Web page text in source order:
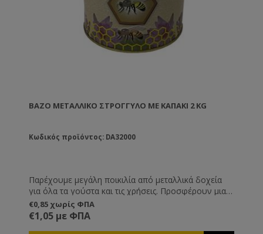
ΒΆΖΟ ΜΕΤΑΛΛΙΚΌ ΣΤΡΟΓΓΥΛΌ ΜΕ ΚΑΠΆΚΙ 2 KG
Κωδικός προϊόντος: DA32000
Παρέχουμε μεγάλη ποικιλία από μεταλλικά δοχεία
για όλα τα γούστα και τις χρήσεις. Προσφέρουν μια
διαφορετική και καλόγουστη παρουσίαση του
προϊόντος σας και είναι ιδανική λύση όταν θέλετε να
μεταφέρετε ή να στείλετε το μέλι, καθώς δεν
€0,85 χωρίς ΦΠΑ
€1,05 με ΦΠΑ